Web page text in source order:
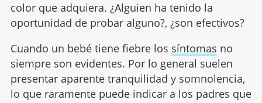
color que adquiera. ¿Alguien ha tenido la
oportunidad de probar alguno?, ¿son efectivos?
Cuando un bebé tiene fiebre los síntomas no
siempre son evidentes. Por lo general suelen
presentar aparente tranquilidad y somnolencia,
lo que raramente puede indicar a los padres que